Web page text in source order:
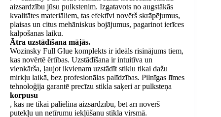
aizsardzību jūsu pulkstenim. Izgatavots no augstākās
kvalitātes materiāliem, tas efektīvi novērš skrāpējumus,
plaisas un citus mehāniskus bojājumus, pagarinot ierīces
kalpošanas laiku.
Ātra uzstādīšana mājās.
Wozinsky Full Glue komplekts ir ideāls risinājums tiem,
kas novērtē ērtības. Uzstādīšana ir intuitīva un
vienkārša, ļaujot ikvienam uzstādīt stiklu tikai dažu
mirkļu laikā, bez profesionālas palīdzības. Pilnīgas līmes
tehnoloģija garantē precīzu stikla saķeri ar pulksteņa
korpusu
, kas ne tikai palielina aizsardzību, bet arī novērš
putekļu un netīrumu iekļūšanu stikla virsmā.